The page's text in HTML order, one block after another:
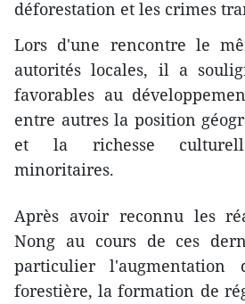
déforestation et les crimes
Lors d'une rencontre le
autorités locales, il a
favorables au
entre autres la position
et la richesse
minoritaires.
Après avoir reconnu les
Nong au cours de ces
particulier l'augmentation
forestière, la formation de